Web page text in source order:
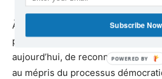
À cette ingérence, s’ajoute
pays de l’Union européenne dont
aujourd’hui, de reconnaître la
au mépris du processus
Subscribe Now